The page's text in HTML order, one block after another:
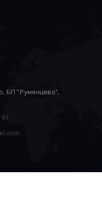
БП "Румянцево",